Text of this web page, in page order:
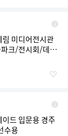
미디어전시관
크/전시회/데이
드 입문용 경주
수용